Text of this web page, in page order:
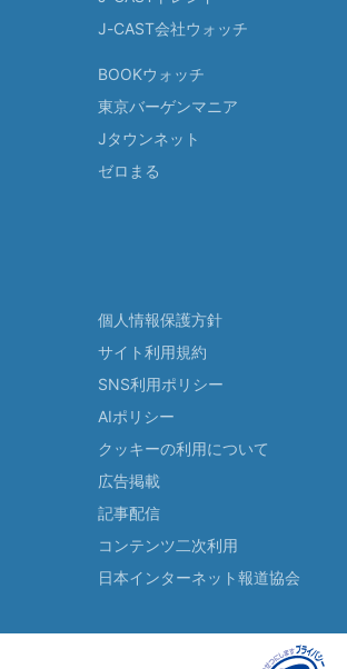
J-CAST会社ウォッチ
BOOKウォッチ
東京バーゲンマニア
Jタウンネット
ゼロまる
個人情報保護方針
サイト利用規約
SNS利用ポリシー
AIポリシー
クッキーの利用について
広告掲載
記事配信
コンテンツ二次利用
日本インターネット報道協会